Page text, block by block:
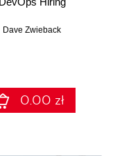
Dave Zwieback
0.00 zł